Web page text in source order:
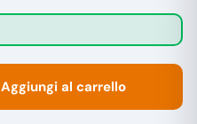
Aggiungi al carrello